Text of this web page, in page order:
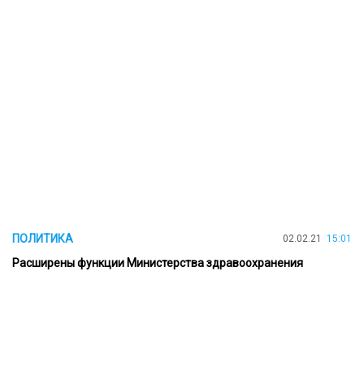
ПОЛИТИКА 02.02.21 15:01
Расширены функции Министерства здравоохранения